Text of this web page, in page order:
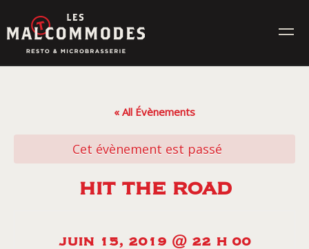
to
content
CONTACT
« All Évènements
Cet évènement est passé
HIT THE ROAD
JUIN 15, 2019 @ 22 H 00